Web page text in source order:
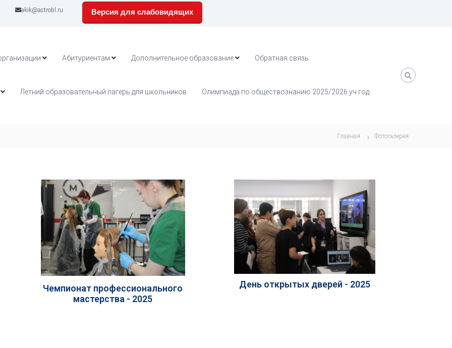
akik@astrobl.ru Версия для слабовидящих
Абитуриентам Дополнительное образование Обратная связь
Летний образовательный лагерь для школьников Олимпиада по обществознанию 2025/2026 уч.год
Главная Фотогалерея
Чемпионат профессионального
мастерства - 2025
День открытых дверей - 2025